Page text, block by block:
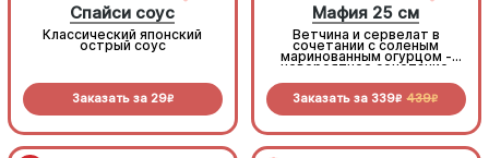
Спайси соус
Классический японский
острый соус
Заказать за 29R
Мафия 25 см
Ветчина и сервелат в
сочетании с соленым
маринованным огурцом -
невероятное сочетание,
попробовать!
Заказать за 339R 439R